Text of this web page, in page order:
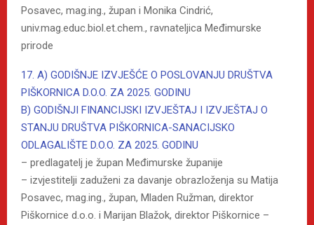
Posavec, mag.ing., župan i Monika Cindrić,
univ.mag.educ.biol.et.chem., ravnateljica Međimurske
prirode
17. A) GODIŠNJE IZVJEŠĆE O POSLOVANJU DRUŠTVA
PIŠKORNICA D.O.O. ZA 2025. GODINU
B) GODIŠNJI FINANCIJSKI IZVJEŠTAJ I IZVJEŠTAJ O
STANJU DRUŠTVA PIŠKORNICA-SANACIJSKO
ODLAGALIŠTE D.O.O. ZA 2025. GODINU
– predlagatelj je župan Međimurske županije
– izvjestitelji zaduženi za davanje obrazloženja su Matija
Posavec, mag.ing., župan, Mladen Ružman, direktor
Piškornice d.o.o. i Marijan Blažok, direktor Piškornice –